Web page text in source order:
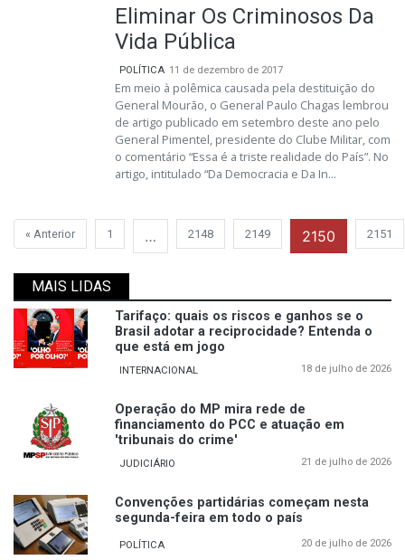
Eliminar Os Criminosos Da
Vida Pública
POLÍTICA 11 de dezembro de 2017
Em meio à polêmica causada pela destituição do
General Mourão, o General Paulo Chagas lembrou
de artigo publicado em setembro deste ano pelo
General Pimentel, presidente do Clube Militar, com
o comentário “Essa é a triste realidade do País”. No
artigo, intitulado “Da Democracia e Da In...
« Anterior 1 … 2148 2149 2150 2151
MAIS LIDAS
Tarifaço: quais os riscos e ganhos se o
Brasil adotar a reciprocidade? Entenda o
que está em jogo
INTERNACIONAL 18 de julho de 2026
Operação do MP mira rede de
financiamento do PCC e atuação em
'tribunais do crime'
JUDICIÁRIO 21 de julho de 2026
Convenções partidárias começam nesta
segunda-feira em todo o país
POLÍTICA 20 de julho de 2026